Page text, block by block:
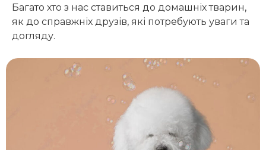
Багато хто з нас ставиться до домашніх тварин,
як до справжніх друзів, які потребують уваги та
догляду.